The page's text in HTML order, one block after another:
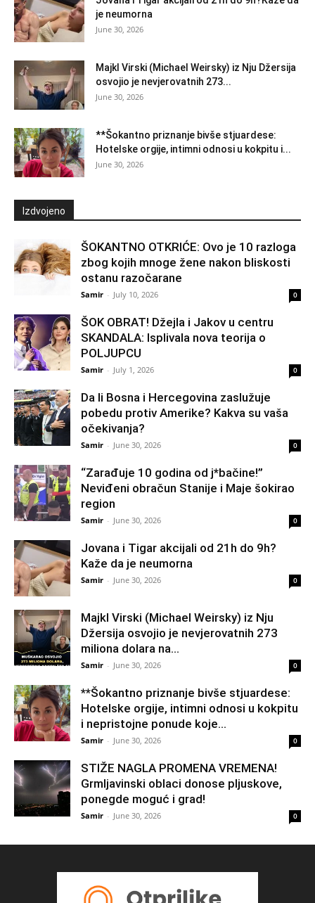
je neumorna
June 30, 2026
Majkl Virski (Michael Weirsky) iz Nju Džersija
osvojio je nevjerovatnih 273...
June 30, 2026
**Šokantno priznanje bivše stjuardese:
Hotelske orgije, intimni odnosi u kokpitu i...
June 30, 2026
Izdvojeno
ŠOKANTNO OTKRIĆE: Ovo je 10 razloga
zbog kojih mnoge žene nakon bliskosti
ostanu razočarane
Samir - July 10, 2026 0
ŠOK OBRAT! Džejla i Jakov u centru
SKANDALA: Isplivala nova teorija o
POLJUPCU
Samir - July 1, 2026 0
Da li Bosna i Hercegovina zaslužuje
pobedu protiv Amerike? Kakva su vaša
očekivanja?
Samir - June 30, 2026 0
“Zarađuje 10 godina od j*bačine!”
Neviđeni obračun Stanije i Maje šokirao
region
Samir - June 30, 2026 0
Jovana i Tigar akcijali od 21h do 9h?
Kaže da je neumorna
Samir - June 30, 2026 0
Majkl Virski (Michael Weirsky) iz Nju
Džersija osvojio je nevjerovatnih 273
miliona dolara na...
Samir - June 30, 2026 0
**Šokantno priznanje bivše stjuardese:
Hotelske orgije, intimni odnosi u kokpitu
i nepristojne ponude koje...
Samir - June 30, 2026 0
STIŽE NAGLA PROMENA VREMENA!
Grmljavinski oblaci donose pljuskove,
ponegde moguć i grad!
Samir - June 30, 2026 0